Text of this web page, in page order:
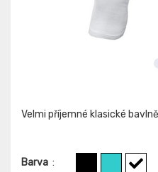
Velmi příjemné klasické
Barva :